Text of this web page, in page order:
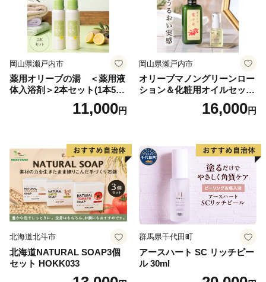
岡山県瀬戸内市
薬用オリーブの湯 ＜薬用液
体入浴剤＞2本セット(1本500
11,000円
岡山県瀬戸内市
オリーブマノングリーンロー
ション＆化粧用オイルセット
美容グッズ スキンケア 化粧
16,000円
北海道北斗市
北海道NATURAL SOAP3個
セット HOKK033
群馬県千代田町
アースハート SC リッチピー
ル 30ml